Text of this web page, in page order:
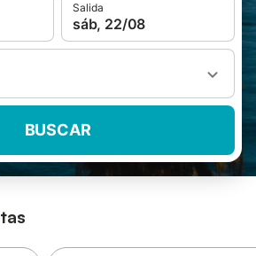
Salida
sáb, 22/08
BUSCAR